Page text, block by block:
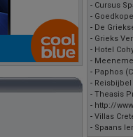
- Cursus
-
- De
- Grieks
- Hotel
-
- Paphos
-
- Theasis
- http://
- Villas
- Spaans